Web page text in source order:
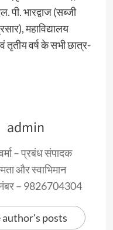
पी. भारद्वाज (सब्जी
महाविद्यालय
तृतीय वर्ष के सभी छात्र-
admin
– प्रबंध संपादक
और स्वाभिमान
नंबर – 9826704304
author's posts